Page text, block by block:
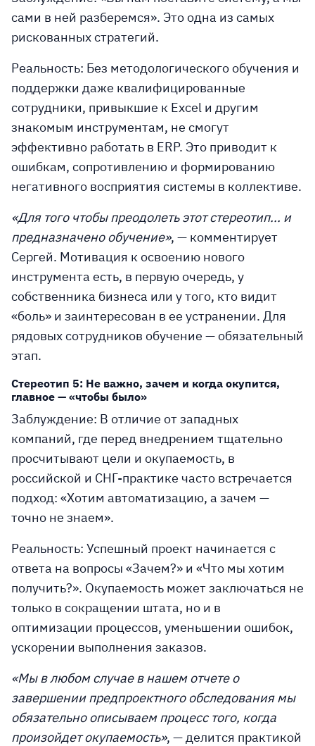
сами в ней разберемся». Это одна из самых
рискованных стратегий.
Реальность: Без методологического обучения и
поддержки даже квалифицированные
сотрудники, привыкшие к Excel и другим
знакомым инструментам, не смогут
эффективно работать в ERP. Это приводит к
ошибкам, сопротивлению и формированию
негативного восприятия системы в коллективе.
«Для того чтобы преодолеть этот стереотип... и
предназначено обучение», — комментирует
Сергей. Мотивация к освоению нового
инструмента есть, в первую очередь, у
собственника бизнеса или у того, кто видит
«боль» и заинтересован в ее устранении. Для
рядовых сотрудников обучение — обязательный
этап.
Стереотип 5: Не важно, зачем и когда окупится,
главное — «чтобы было»
Заблуждение: В отличие от западных
компаний, где перед внедрением тщательно
просчитывают цели и окупаемость, в
российской и СНГ-практике часто встречается
подход: «Хотим автоматизацию, а зачем —
точно не знаем».
Реальность: Успешный проект начинается с
ответа на вопросы «Зачем?» и «Что мы хотим
получить?». Окупаемость может заключаться не
только в сокращении штата, но и в
оптимизации процессов, уменьшении ошибок,
ускорении выполнения заказов.
«Мы в любом случае в нашем отчете о
завершении предпроектного обследования мы
обязательно описываем процесс того, когда
произойдет окупаемость», — делится практикой